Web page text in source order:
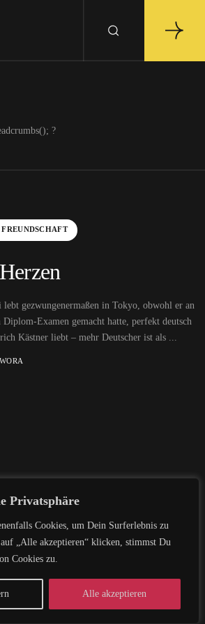
Privatsphäre
Cookies, um Dein Surferlebnis zu
„Alle akzeptieren“ klicken, stimmst Du
Cookies zu.
Alle akzeptieren
?
FREUNDSCHAFT
lebt gezwungenermaßen in Tokyo, obwohl er an
Examen gemacht hatte, perfekt deutsch
Kästner liebt – mehr Deutscher ist als ...
WORA